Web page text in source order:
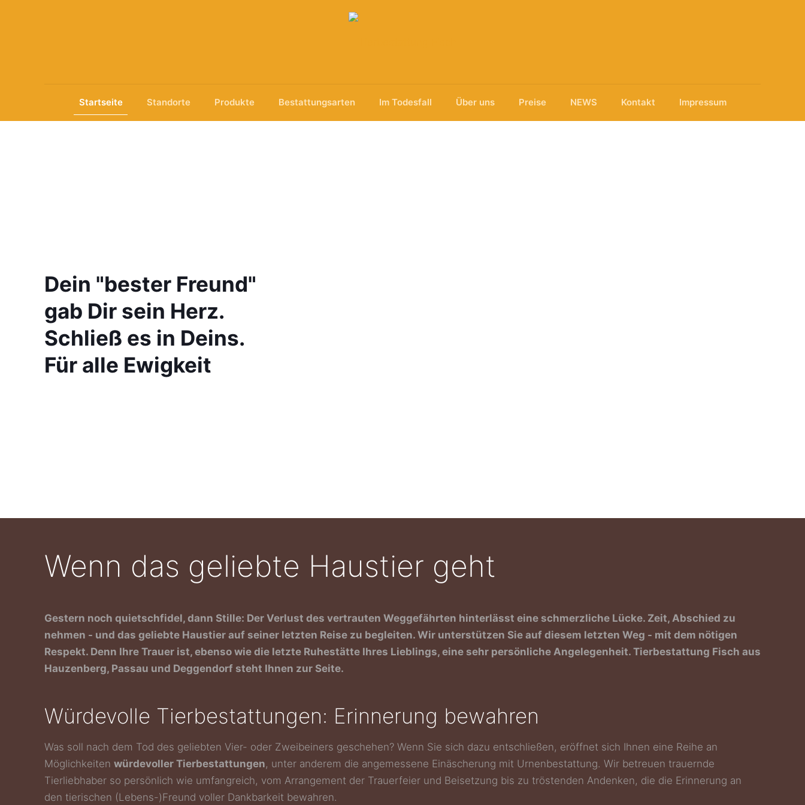
Startseite Standorte Produkte Bestattungsarten Im Todesfall Über uns Preise NEWS Kontakt Impressum
Dein "bester Freund"
gab Dir sein Herz.
Schließ es in Deins.
Für alle Ewigkeit
Wenn das geliebte Haustier geht
Gestern noch quietschfidel, dann Stille: Der Verlust des vertrauten Weggefährten hinterlässt eine schmerzliche Lücke. Zeit, Abschied zu
nehmen - und das geliebte Haustier auf seiner letzten Reise zu begleiten. Wir unterstützen Sie auf diesem letzten Weg - mit dem nötigen
Respekt. Denn Ihre Trauer ist, ebenso wie die letzte Ruhestätte Ihres Lieblings, eine sehr persönliche Angelegenheit. Tierbestattung Fisch aus
Hauzenberg, Passau und Deggendorf steht Ihnen zur Seite.
Würdevolle Tierbestattungen: Erinnerung bewahren
Was soll nach dem Tod des geliebten Vier- oder Zweibeiners geschehen? Wenn Sie sich dazu entschließen, eröffnet sich Ihnen eine Reihe an
Möglichkeiten würdevoller Tierbestattungen, unter anderem die angemessene Einäscherung mit Urnenbestattung. Wir betreuen trauernde
Tierliebhaber so persönlich wie umfangreich, vom Arrangement der Trauerfeier und Beisetzung bis zu tröstenden Andenken, die die Erinnerung an
den tierischen (Lebens-)Freund voller Dankbarkeit bewahren.